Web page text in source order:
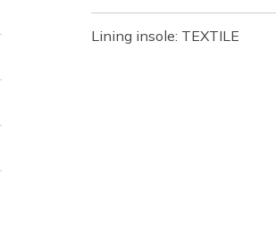
Lining insole: TEXTILE